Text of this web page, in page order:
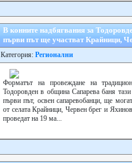
В конните надбягвания за
първи път ще участват Крайници,
Категория: Регионални
Форматът на провеждане на
Тодоровден в община Сапарева баня
първи път, освен сапаревобанци, ще
от селата Крайници, Червен брег и
проведат на 19 ма...